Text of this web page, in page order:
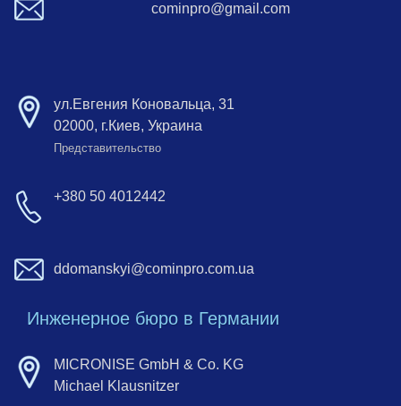
cominpro@gmail.com
ул.Евгения Коновальца, 31
02000, г.Киев, Украина
Представительство
+380 50 4012442
ddomanskyi@cominpro.com.ua
Инженерное бюро в Германии
MICRONISE GmbH & Co. KG
Michael Klausnitzer